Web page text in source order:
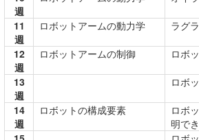
週
11
週
ロボットアームの動力学 ラグ
12
週
ロボットアームの制御 ロボ
13
週
ロボ
14
週
ロボットの構成要素
ロボ
明で